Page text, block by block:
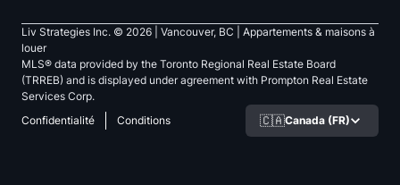
Liv Strategies Inc. © 2026 | Vancouver, BC |
Appartements & maisons à
louer
MLS® data provided by the Toronto Regional Real Estate Board
(TRREB) and is displayed under agreement with Prompton Real Estate
Services Corp.
Confidentialité
Conditions 🇨🇦Canada (FR)